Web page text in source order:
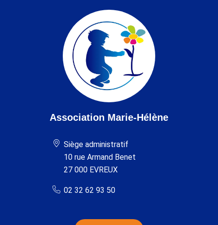
Association Marie-Hélène
Siège administratif
10 rue Armand Benet
27 000 EVREUX
02 32 62 93 50